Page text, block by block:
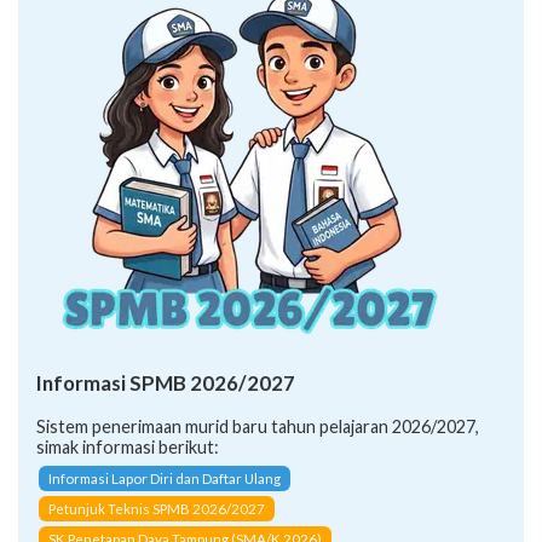
Informasi SPMB 2026/2027
Sistem penerimaan murid baru tahun pelajaran 2026/2027,
simak informasi berikut:
Informasi Lapor Diri dan Daftar Ulang
Petunjuk Teknis SPMB 2026/2027